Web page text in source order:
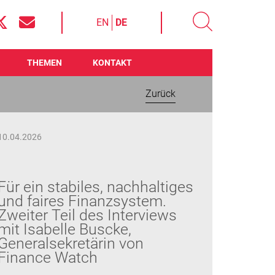
EN DE
THEMEN KONTAKT
Zurück
ein stabiles, nachhaltiges
faires Finanzsystem.
Teil des Interviews
Isabelle Buscke,
von
Watch